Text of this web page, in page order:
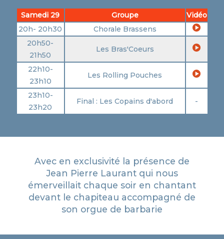
Samedi 29 Groupe
Vidéo
20h- 20h30
Chorale Brassens
20h50-
21h50
Les Bras'Coeurs
22h10-
23h10
Les Rolling Pouches
23h10-
23h20
Final : Les Copains d'abord -
Avec en exclusivité la présence de
Jean Pierre Laurant qui nous
émerveillait chaque soir en chantant
devant le chapiteau accompagné de
son orgue de barbarie